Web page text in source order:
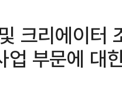
크리에이터
업 부문에 대